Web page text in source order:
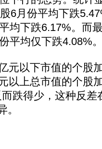
6月份平均下跌
均下跌6.17%。而
平均仅下跌4.08%
以下市值的个股
以上总市值的个股
跌得少，这种反差
。